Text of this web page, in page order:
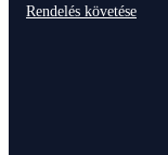
Rendelés követése